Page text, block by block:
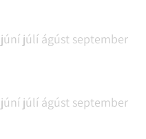
júní júlí ágúst september
júní júlí ágúst september